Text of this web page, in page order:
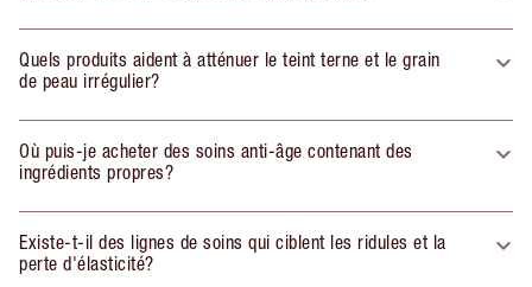
Quels produits aident à atténuer le teint terne et le grain
de peau irrégulier?
Où puis-je acheter des soins anti-âge contenant des
ingrédients propres?
Existe-t-il des lignes de soins qui ciblent les ridules et la
perte d'élasticité?